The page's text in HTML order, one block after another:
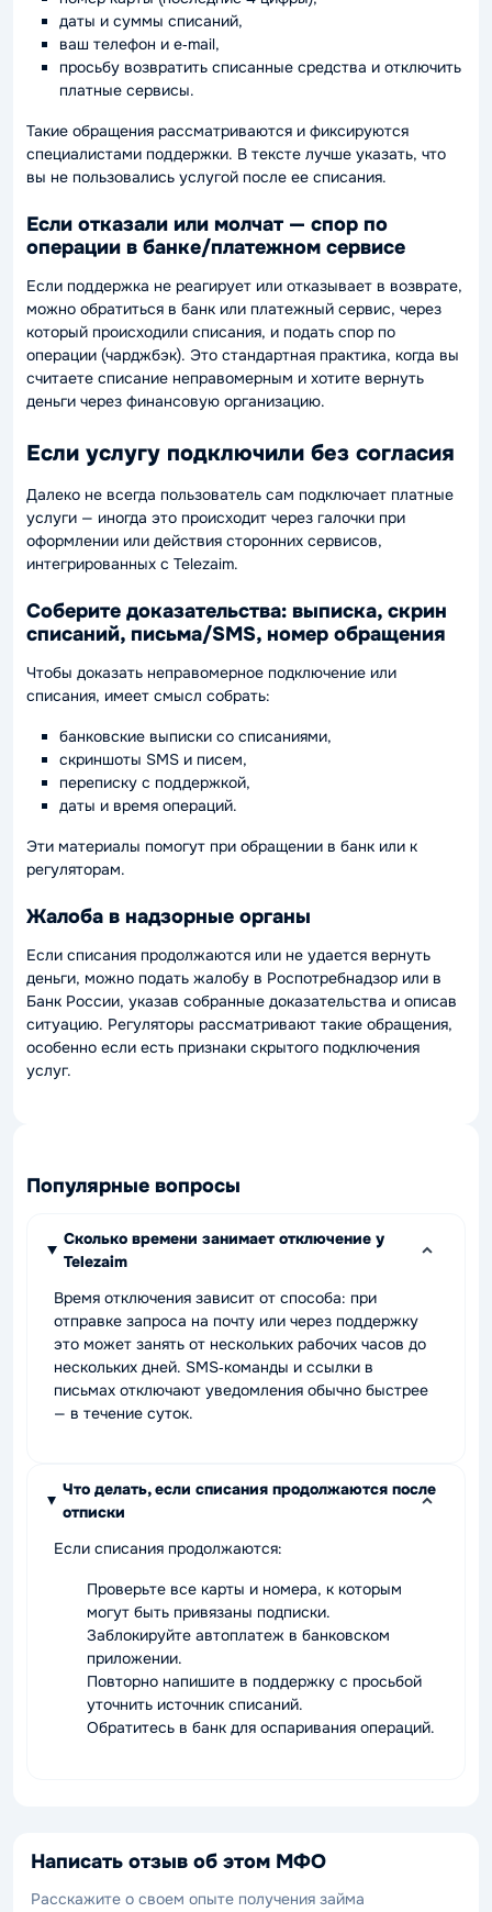
даты и суммы списаний,
ваш телефон и e‑mail,
просьбу возвратить списанные средства и отключить
платные сервисы.
Такие обращения рассматриваются и фиксируются
специалистами поддержки. В тексте лучше указать, что
вы не пользовались услугой после ее списания.
Если отказали или молчат — спор по
операции в банке/платежном сервисе
Если поддержка не реагирует или отказывает в возврате,
можно обратиться в банк или платежный сервис, через
который происходили списания, и подать спор по
операции (чарджбэк). Это стандартная практика, когда вы
считаете списание неправомерным и хотите вернуть
деньги через финансовую организацию.
Если услугу подключили без согласия
Далеко не всегда пользователь сам подключает платные
услуги — иногда это происходит через галочки при
оформлении или действия сторонних сервисов,
интегрированных с Telezaim.
Соберите доказательства: выписка, скрин
списаний, письма/SMS, номер обращения
Чтобы доказать неправомерное подключение или
списания, имеет смысл собрать:
банковские выписки со списаниями,
скриншоты SMS и писем,
переписку с поддержкой,
даты и время операций.
Эти материалы помогут при обращении в банк или к
регуляторам.
Жалоба в надзорные органы
Если списания продолжаются или не удается вернуть
деньги, можно подать жалобу в Роспотребнадзор или в
Банк России, указав собранные доказательства и описав
ситуацию. Регуляторы рассматривают такие обращения,
особенно если есть признаки скрытого подключения
услуг.
Популярные вопросы
Сколько времени занимает отключение у
Telezaim
Время отключения зависит от способа: при
отправке запроса на почту или через поддержку
это может занять от нескольких рабочих часов до
нескольких дней. SMS‑команды и ссылки в
письмах отключают уведомления обычно быстрее
— в течение суток.
Что делать, если списания продолжаются после
отписки
Если списания продолжаются:
Проверьте все карты и номера, к которым
могут быть привязаны подписки.
Заблокируйте автоплатеж в банковском
приложении.
Повторно напишите в поддержку с просьбой
уточнить источник списаний.
Обратитесь в банк для оспаривания операций.
Написать отзыв об этом МФО
Расскажите о своем опыте получения займа